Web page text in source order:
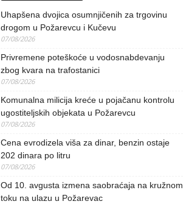
Uhapšena dvojica osumnjičenih za trgovinu
drogom u Požarevcu i Kučevu
07/08/2026
Privremene poteškoće u vodosnabdevanju
zbog kvara na trafostanici
07/08/2026
Komunalna milicija kreće u pojačanu kontrolu
ugostiteljskih objekata u Požarevcu
07/08/2026
Cena evrodizela viša za dinar, benzin ostaje
202 dinara po litru
07/08/2026
Od 10. avgusta izmena saobraćaja na kružnom
toku na ulazu u Požarevac